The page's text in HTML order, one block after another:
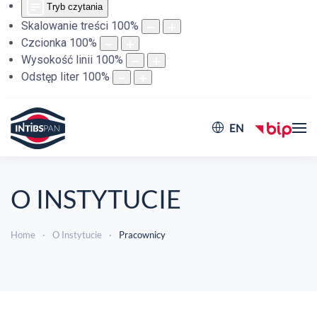
Tryb czytania
Skalowanie treści 100%
Czcionka 100%
Wysokość linii 100%
Odstęp liter 100%
EN
O INSTYTUCIE
Home O Instytucie Pracownicy